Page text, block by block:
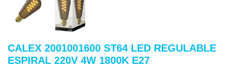
CALEX 2001001600 ST64 LED REGULABLE
ESPIRAL 220V 4W 1800K E27